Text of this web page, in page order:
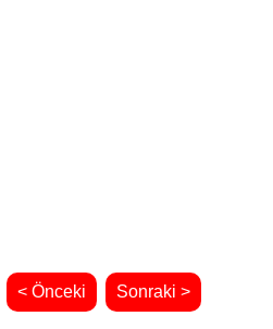
< Önceki Sonraki >